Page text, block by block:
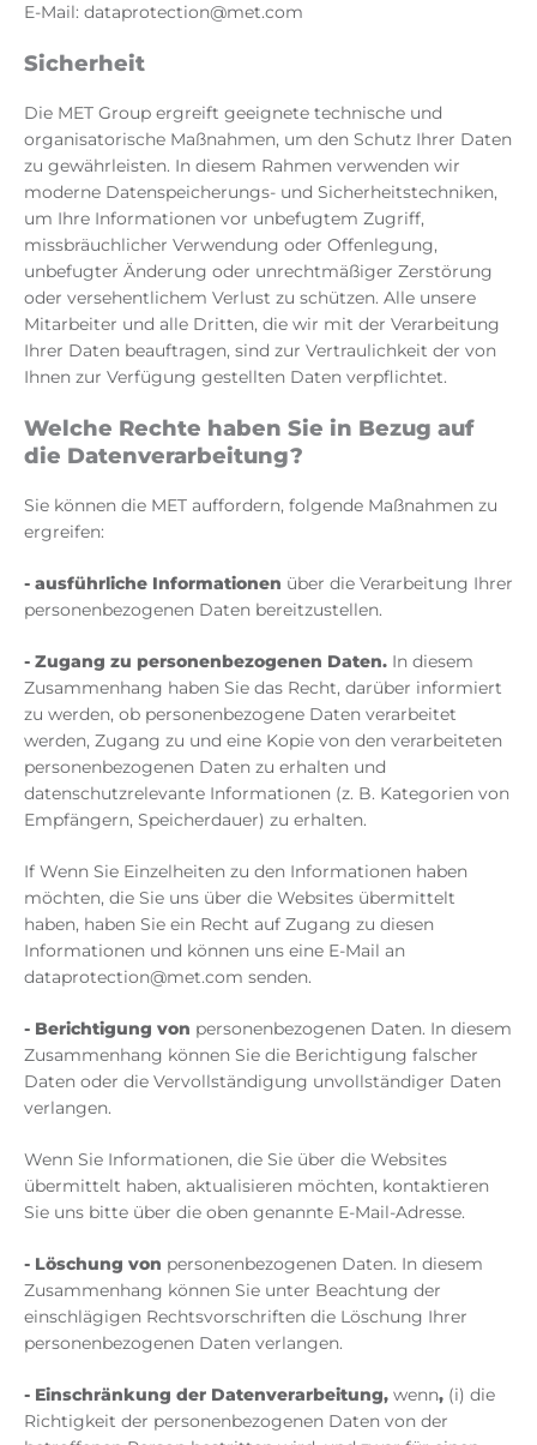
E-Mail: dataprotection@met.com
Sicherheit
Die MET Group ergreift geeignete technische und
organisatorische Maßnahmen, um den Schutz Ihrer Daten
zu gewährleisten. In diesem Rahmen verwenden wir
moderne Datenspeicherungs- und Sicherheitstechniken,
um Ihre Informationen vor unbefugtem Zugriff,
missbräuchlicher Verwendung oder Offenlegung,
unbefugter Änderung oder unrechtmäßiger Zerstörung
oder versehentlichem Verlust zu schützen. Alle unsere
Mitarbeiter und alle Dritten, die wir mit der Verarbeitung
Ihrer Daten beauftragen, sind zur Vertraulichkeit der von
Ihnen zur Verfügung gestellten Daten verpflichtet.
Welche Rechte haben Sie in Bezug auf
die Datenverarbeitung?
Sie können die MET auffordern, folgende Maßnahmen zu
ergreifen:
- ausführliche Informationen über die Verarbeitung Ihrer
personenbezogenen Daten bereitzustellen.
- Zugang zu personenbezogenen Daten. In diesem
Zusammenhang haben Sie das Recht, darüber informiert
zu werden, ob personenbezogene Daten verarbeitet
werden, Zugang zu und eine Kopie von den verarbeiteten
personenbezogenen Daten zu erhalten und
datenschutzrelevante Informationen (z. B. Kategorien von
Empfängern, Speicherdauer) zu erhalten.
If Wenn Sie Einzelheiten zu den Informationen haben
möchten, die Sie uns über die Websites übermittelt
haben, haben Sie ein Recht auf Zugang zu diesen
Informationen und können uns eine E-Mail an
dataprotection@met.com senden.
- Berichtigung von personenbezogenen Daten. In diesem
Zusammenhang können Sie die Berichtigung falscher
Daten oder die Vervollständigung unvollständiger Daten
verlangen.
Wenn Sie Informationen, die Sie über die Websites
übermittelt haben, aktualisieren möchten, kontaktieren
Sie uns bitte über die oben genannte E-Mail-Adresse.
- Löschung von personenbezogenen Daten. In diesem
Zusammenhang können Sie unter Beachtung der
einschlägigen Rechtsvorschriften die Löschung Ihrer
personenbezogenen Daten verlangen.
- Einschränkung der Datenverarbeitung, wenn, (i) die
Richtigkeit der personenbezogenen Daten von der